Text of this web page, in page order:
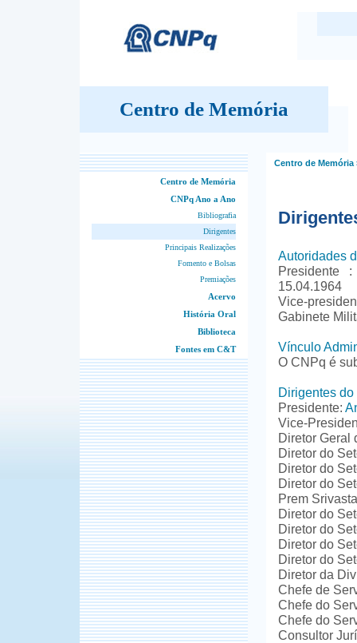
Centro de Memória
Centro de Memória
CNPq Ano a Ano
Bibliografia
Dirigentes
Principais Realizações
Fomento e Bolsas
Premiações
Acervo
História Oral
Biblioteca
Fontes em C&T
Centro de Memória
Autoridades
Presidente
15.04.1964
Vice-
Gabinete
Vínculo
O CNPq é
Dirigentes
Presidente:
Vice-
Diretor Geral
Diretor do
Diretor do
Diretor do
Prem
Diretor do
Diretor do
Diretor do
Diretor do
Diretor da
Chefe de
Chefe do
Chefe do
Consultor